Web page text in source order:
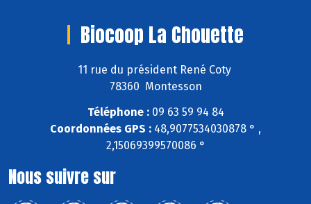
Biocoop La Chouette
11 rue du président René Coty
78360 Montesson
Téléphone :09 63 59 94 84
Coordonnées GPS : 48,9077534030878 ° ,
2,15069399570086 °
Nous suivre sur